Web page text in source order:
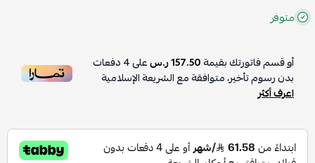
متوفر
أو قسم فاتورتك بقيمة157.50 ر.س على4دفعات
بدون رسوم تأخير، متوافقة مع الشريعة الإسلامية
اعرف أكثر